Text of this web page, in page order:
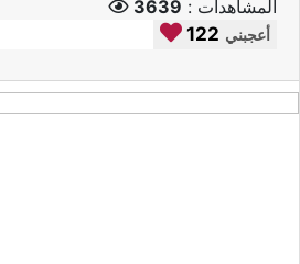
المشاهدات : 3639
122 أعجبني